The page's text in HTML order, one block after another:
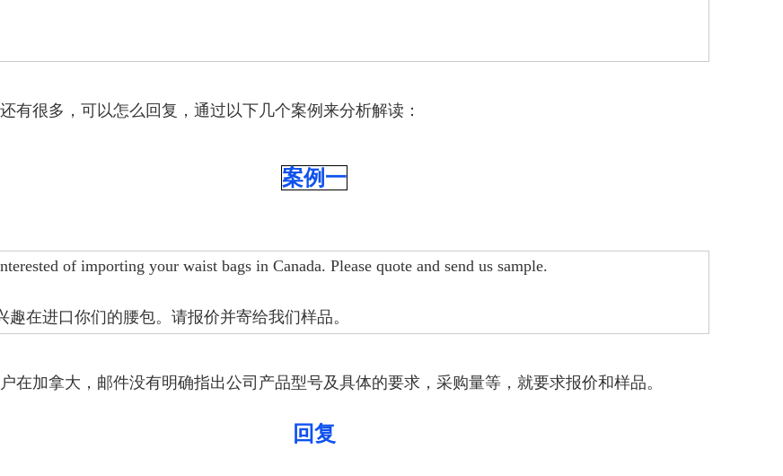
有很多，可以怎么回复，通过以下几个案例来分析解读：
案例一
of importing your waist bags in Canada. Please quote and send us sample.
趣在进口你们的腰包。请报价并寄给我们样品。
在加拿大，邮件没有明确指出公司产品型号及具体的要求，采购量等，就要求报价和样品。
回复